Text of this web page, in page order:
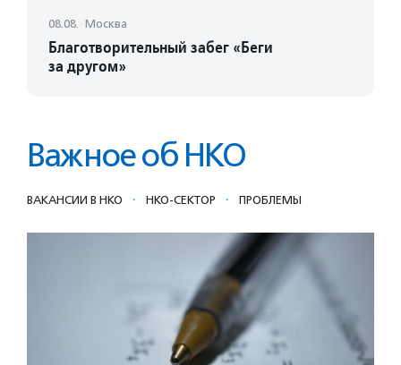
08.08. · Москва
Благотворительный забег «Беги
за другом»
Важное об НКО
ВАКАНСИИ В НКО · НКО-СЕКТОР · ПРОБЛЕМЫ